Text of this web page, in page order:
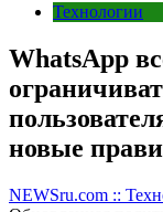
Технологии
WhatsApp
новые
NEWSru.com ::